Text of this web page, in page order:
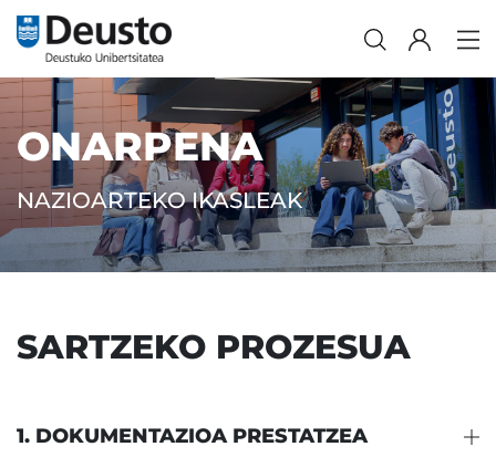
ONARPENA
NAZIOARTEKO IKASLEAK
SARTZEKO PROZESUA
1. DOKUMENTAZIOA PRESTATZEA